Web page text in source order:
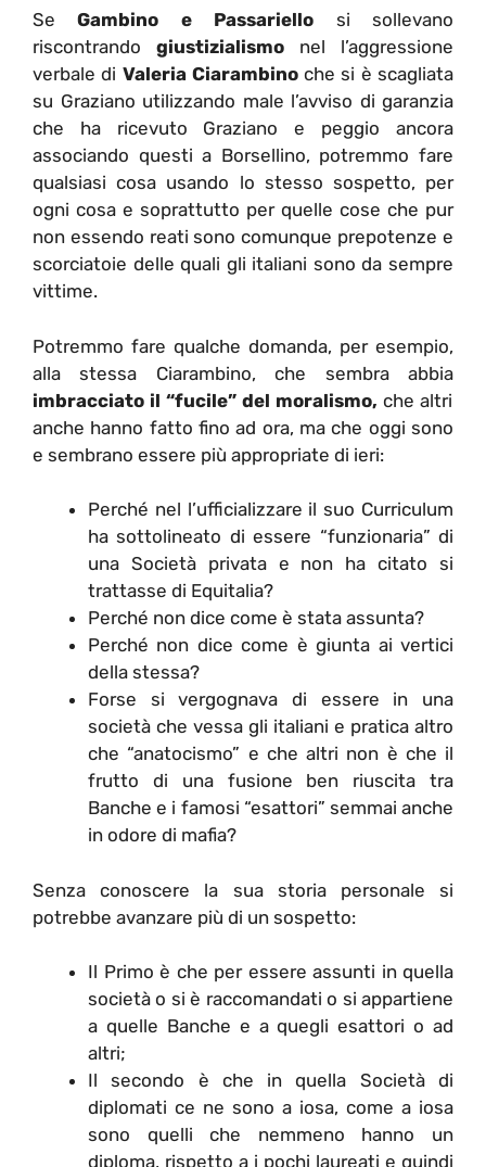
SeGambino e Passariello si sollevano
riscontrando giustizialismo nel l’aggressione
verbale di Valeria Ciarambinoche si è scagliata
su Graziano utilizzando male l’avviso di garanzia
che ha ricevuto Graziano e peggio ancora
associando questi a Borsellino, potremmo fare
qualsiasi cosa usando lo stesso sospetto, per
ogni cosa e soprattutto per quelle cose che pur
non essendo reati sono comunque prepotenze e
scorciatoie delle quali gli italiani sono da sempre
vittime.
Potremmo fare qualche domanda, per esempio,
alla stessa Ciarambino, che sembra abbia
imbracciato il “fucile” del moralismo, che altri
anche hanno fatto fino ad ora, ma che oggi sono
e sembrano essere più appropriate di ieri:
Perché nel l’ufficializzare il suo Curriculum
ha sottolineato di essere “funzionaria” di
una Società privata e non ha citato si
trattasse di Equitalia?
Perché non dice come è stata assunta?
Perché non dice come è giunta ai vertici
della stessa?
Forse si vergognava di essere in una
società che vessa gli italiani e pratica altro
che “anatocismo” e che altri non è che il
frutto di una fusione ben riuscita tra
Banche e i famosi “esattori” semmai anche
in odore di mafia?
Senza conoscere la sua storia personale si
potrebbe avanzare più di un sospetto:
Il Primo è che per essere assunti in quella
società o si è raccomandati o si appartiene
a quelle Banche e a quegli esattori o ad
altri;
Il secondo è che in quella Società di
diplomati ce ne sono a iosa, come a iosa
sono quelli che nemmeno hanno un
diploma, rispetto a i pochi laureati e quindi